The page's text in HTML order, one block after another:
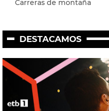
Carreras de montaña
DESTACAMOS